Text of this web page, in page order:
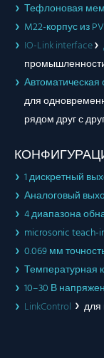
Тефлоновая
M22-корпус из
IO-Link interface
для
рядом друг с
1 дискретный
Аналоговый
4 диапазона
microsonic
0.069 мм
Температурная
10–30 В
LinkControl
для